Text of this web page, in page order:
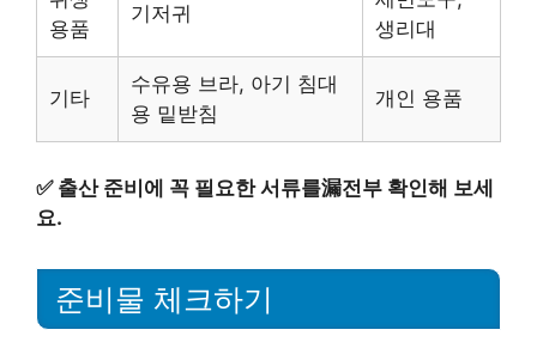
용품
기저귀
생리대
기타
수유용 브라, 아기 침대
용 밑받침
개인 용품
✅ 출산 준비에 꼭 필요한 서류를漏전부 확인해 보세
요.
준비물 체크하기